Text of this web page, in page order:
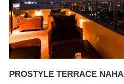
PROSTYLE TERRACE NAHA